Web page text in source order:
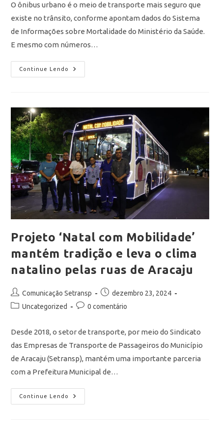
O ônibus urbano é o meio de transporte mais seguro que
existe no trânsito, conforme apontam dados do Sistema
de Informações sobre Mortalidade do Ministério da Saúde.
E mesmo com números…
Continue Lendo
Projeto ‘Natal com Mobilidade’
mantém tradição e leva o clima
natalino pelas ruas de Aracaju
Comunicação Setransp
dezembro 23, 2024
Uncategorized
0 comentário
Desde 2018, o setor de transporte, por meio do Sindicato
das Empresas de Transporte de Passageiros do Município
de Aracaju (Setransp), mantém uma importante parceria
com a Prefeitura Municipal de…
Continue Lendo